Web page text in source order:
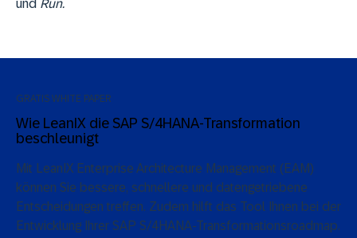
und Run.
GRATIS WHITE PAPER
Wie LeanIX die SAP S/4HANA-Transformation
beschleunigt
Mit LeanIX Enterprise Architecture Management (EAM)
können Sie bessere, schnellere und datengetriebene
Entscheidungen treffen. Zudem hilft das Tool Ihnen bei der
Entwicklung Ihrer SAP S/4HANA-Transformationsroadmap.